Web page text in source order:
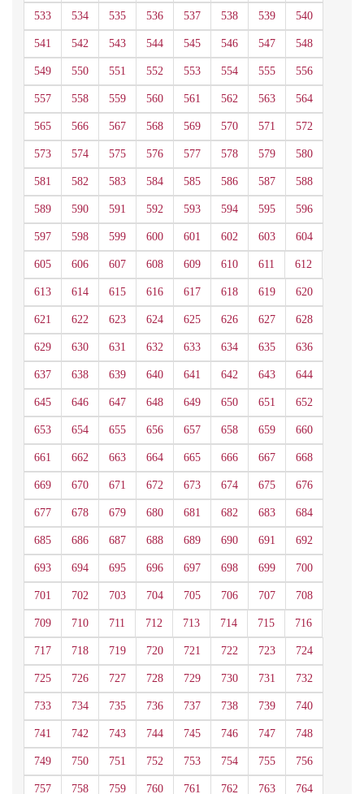
533 534 535 536 537 538 539 540
541 542 543 544 545 546 547 548
549 550 551 552 553 554 555 556
557 558 559 560 561 562 563 564
565 566 567 568 569 570 571 572
573 574 575 576 577 578 579 580
581 582 583 584 585 586 587 588
589 590 591 592 593 594 595 596
597 598 599 600 601 602 603 604
605 606 607 608 609 610 611 612
613 614 615 616 617 618 619 620
621 622 623 624 625 626 627 628
629 630 631 632 633 634 635 636
637 638 639 640 641 642 643 644
645 646 647 648 649 650 651 652
653 654 655 656 657 658 659 660
661 662 663 664 665 666 667 668
669 670 671 672 673 674 675 676
677 678 679 680 681 682 683 684
685 686 687 688 689 690 691 692
693 694 695 696 697 698 699 700
701 702 703 704 705 706 707 708
709 710 711 712 713 714 715 716
717 718 719 720 721 722 723 724
725 726 727 728 729 730 731 732
733 734 735 736 737 738 739 740
741 742 743 744 745 746 747 748
749 750 751 752 753 754 755 756
757 758 759 760 761 762 763 764